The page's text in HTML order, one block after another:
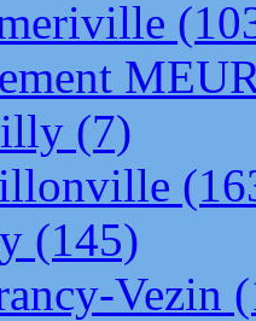
(7)
(145)
Vezin